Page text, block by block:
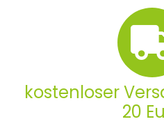
kostenloser
20